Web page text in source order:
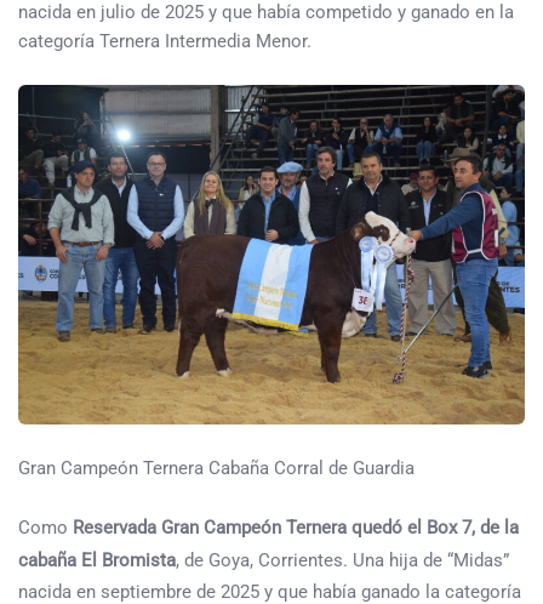
nacida en julio de 2025 y que había competido y ganado en la
categoría Ternera Intermedia Menor.
Gran Campeón Ternera Cabaña Corral de Guardia
Como Reservada Gran Campeón Ternera quedó el Box 7, de la
cabaña El Bromista, de Goya, Corrientes. Una hija de “Midas”
nacida en septiembre de 2025 y que había ganado la categoría